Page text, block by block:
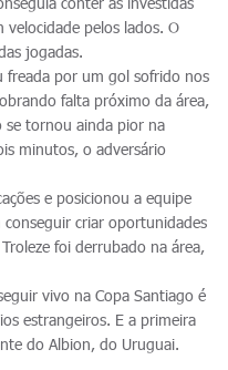
velocidade pelos lados. O
jogadas.
freada por um gol sofrido nos
falta próximo da área,
se tornou ainda pior na
minutos, o adversário
e posicionou a equipe
conseguir criar oportunidades
foi derrubado na área,
vivo na Copa Santiago é
estrangeiros. E a primeira
do Albion, do Uruguai.